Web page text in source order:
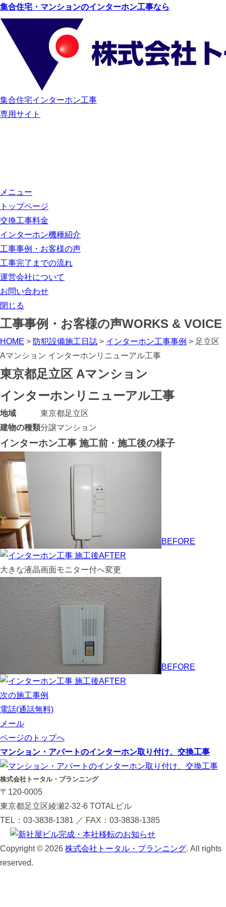
集合住宅・マンションのインターホン工事なら
集合住宅インターホン工事
専用サイト
メニュー
トップページ
交換工事料金
インターホン機種紹介
工事事例・お客様の声
工事完了までの流れ
運営会社について
お問い合わせ
閉じる
工事事例・お客様の声WORKS & VOICE
HOME > 防犯設備施工日誌 > インターホン工事事例 > 足立区
Aマンション インターホンリニューアル工事
東京都足立区 Aマンション
インターホンリニューアル工事
地域
東京都足立区
建物の種類分譲マンション
インターホン工事 施工前・施工後の様子
BEFORE
AFTER
大きな液晶画面モニター付へ変更
BEFORE
AFTER
次の施工事例
電話(通話無料)
メール
ページのトップへ
マンション・アパートのインターホン取り付け、交換工事
株式会社トータル・プランニング
〒120-0005
東京都足立区綾瀬2-32-6 TOTALビル
TEL：03-3838-1381 ／ FAX：03-3838-1385
Copyright © 2026 株式会社トータル・プランニング. All rights
reserved.